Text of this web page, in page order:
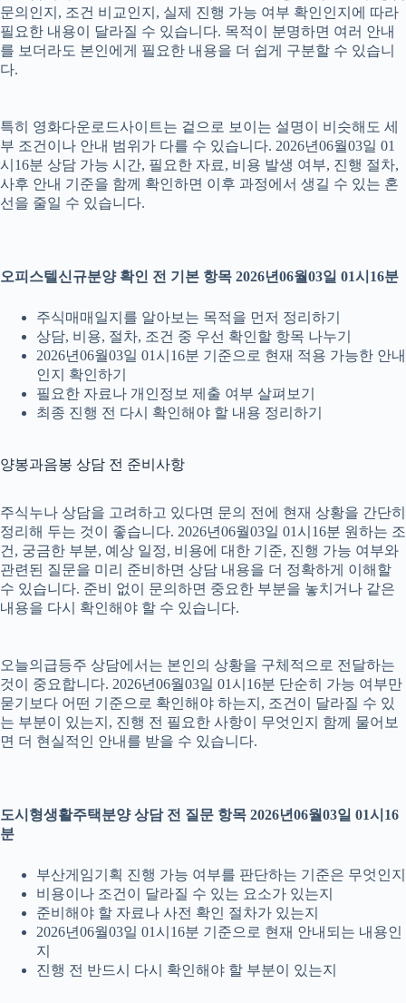
문의인지, 조건 비교인지, 실제 진행 가능 여부 확인인지에 따라
필요한 내용이 달라질 수 있습니다. 목적이 분명하면 여러 안내
를 보더라도 본인에게 필요한 내용을 더 쉽게 구분할 수 있습니
다.
특히 영화다운로드사이트는 겉으로 보이는 설명이 비슷해도 세
부 조건이나 안내 범위가 다를 수 있습니다. 2026년06월03일 01
시16분 상담 가능 시간, 필요한 자료, 비용 발생 여부, 진행 절차,
사후 안내 기준을 함께 확인하면 이후 과정에서 생길 수 있는 혼
선을 줄일 수 있습니다.
오피스텔신규분양 확인 전 기본 항목 2026년06월03일 01시16분
주식매매일지를 알아보는 목적을 먼저 정리하기
상담, 비용, 절차, 조건 중 우선 확인할 항목 나누기
2026년06월03일 01시16분 기준으로 현재 적용 가능한 안내
인지 확인하기
필요한 자료나 개인정보 제출 여부 살펴보기
최종 진행 전 다시 확인해야 할 내용 정리하기
양봉과음봉 상담 전 준비사항
주식누나 상담을 고려하고 있다면 문의 전에 현재 상황을 간단히
정리해 두는 것이 좋습니다. 2026년06월03일 01시16분 원하는 조
건, 궁금한 부분, 예상 일정, 비용에 대한 기준, 진행 가능 여부와
관련된 질문을 미리 준비하면 상담 내용을 더 정확하게 이해할
수 있습니다. 준비 없이 문의하면 중요한 부분을 놓치거나 같은
내용을 다시 확인해야 할 수 있습니다.
오늘의급등주 상담에서는 본인의 상황을 구체적으로 전달하는
것이 중요합니다. 2026년06월03일 01시16분 단순히 가능 여부만
묻기보다 어떤 기준으로 확인해야 하는지, 조건이 달라질 수 있
는 부분이 있는지, 진행 전 필요한 사항이 무엇인지 함께 물어보
면 더 현실적인 안내를 받을 수 있습니다.
도시형생활주택분양 상담 전 질문 항목 2026년06월03일 01시16
분
부산게임기획 진행 가능 여부를 판단하는 기준은 무엇인지
비용이나 조건이 달라질 수 있는 요소가 있는지
준비해야 할 자료나 사전 확인 절차가 있는지
2026년06월03일 01시16분 기준으로 현재 안내되는 내용인
지
진행 전 반드시 다시 확인해야 할 부분이 있는지